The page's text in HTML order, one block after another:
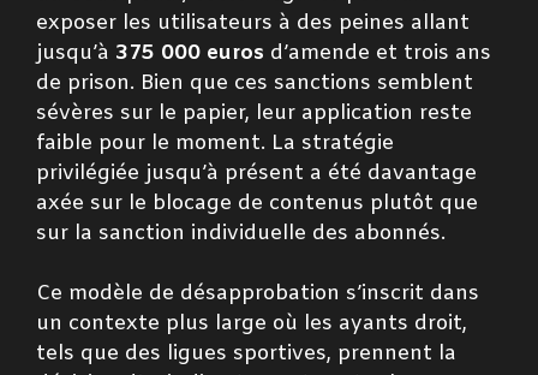
exposer les utilisateurs à des peines allant
jusqu’à 375 000 euros d’amende et trois ans
de prison. Bien que ces sanctions semblent
sévères sur le papier, leur application reste
faible pour le moment. La stratégie
privilégiée jusqu’à présent a été davantage
axée sur le blocage de contenus plutôt que
sur la sanction individuelle des abonnés.
Ce modèle de désapprobation s’inscrit dans
un contexte plus large où les ayants droit,
tels que des ligues sportives, prennent la